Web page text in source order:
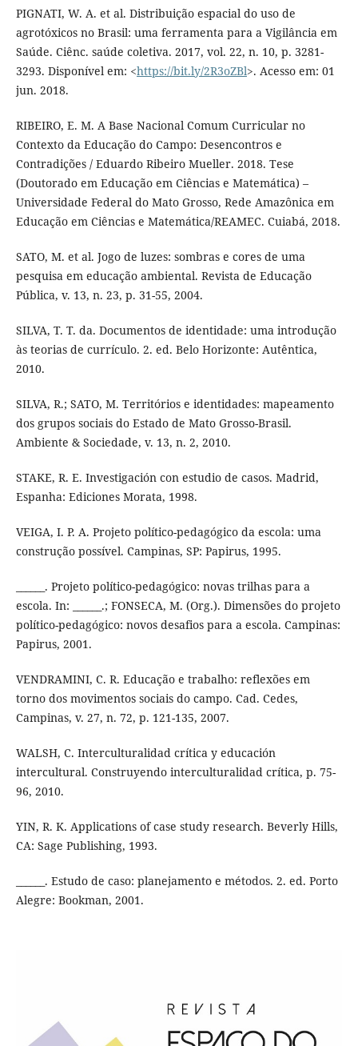
PIGNATI, W. A. et al. Distribuição espacial do uso de
agrotóxicos no Brasil: uma ferramenta para a Vigilância em
Saúde. Ciênc. saúde coletiva. 2017, vol. 22, n. 10, p. 3281-
3293. Disponível em: <https://bit.ly/2R3oZBl>. Acesso em: 01
jun. 2018.
RIBEIRO, E. M. A Base Nacional Comum Curricular no
Contexto da Educação do Campo: Desencontros e
Contradições / Eduardo Ribeiro Mueller. 2018. Tese
(Doutorado em Educação em Ciências e Matemática) –
Universidade Federal do Mato Grosso, Rede Amazônica em
Educação em Ciências e Matemática/REAMEC. Cuiabá, 2018.
SATO, M. et al. Jogo de luzes: sombras e cores de uma
pesquisa em educação ambiental. Revista de Educação
Pública, v. 13, n. 23, p. 31-55, 2004.
SILVA, T. T. da. Documentos de identidade: uma introdução
às teorias de currículo. 2. ed. Belo Horizonte: Autêntica,
2010.
SILVA, R.; SATO, M. Territórios e identidades: mapeamento
dos grupos sociais do Estado de Mato Grosso-Brasil.
Ambiente & Sociedade, v. 13, n. 2, 2010.
STAKE, R. E. Investigación con estudio de casos. Madrid,
Espanha: Ediciones Morata, 1998.
VEIGA, I. P. A. Projeto político-pedagógico da escola: uma
construção possível. Campinas, SP: Papirus, 1995.
______. Projeto político-pedagógico: novas trilhas para a
escola. In: ______.; FONSECA, M. (Org.). Dimensões do projeto
político-pedagógico: novos desafios para a escola. Campinas:
Papirus, 2001.
VENDRAMINI, C. R. Educação e trabalho: reflexões em
torno dos movimentos sociais do campo. Cad. Cedes,
Campinas, v. 27, n. 72, p. 121-135, 2007.
WALSH, C. Interculturalidad crítica y educación
intercultural. Construyendo interculturalidad crítica, p. 75-
96, 2010.
YIN, R. K. Applications of case study research. Beverly Hills,
CA: Sage Publishing, 1993.
______. Estudo de caso: planejamento e métodos. 2. ed. Porto
Alegre: Bookman, 2001.